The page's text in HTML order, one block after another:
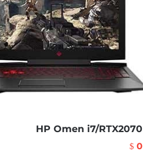
HP Omen i7/RTX2070
$ 0